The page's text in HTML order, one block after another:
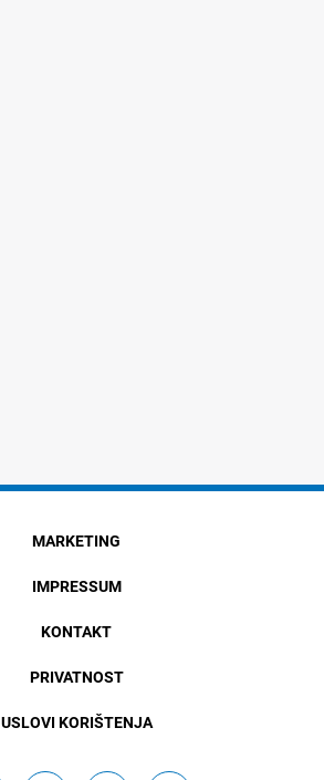
MARKETING
IMPRESSUM
KONTAKT
PRIVATNOST
USLOVI KORIŠTENJA